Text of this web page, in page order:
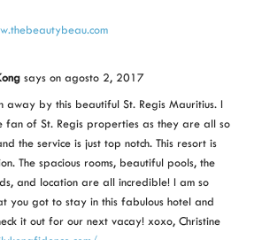
says on agosto 2, 2017
away by this beautiful St. Regis Mauritius. I
fan of St. Regis properties as they are all so
the service is just top notch. This resort is
The spacious rooms, beautiful pools, the
and location are all incredible! I am so
you got to stay in this fabulous hotel and
it out for our next vacay! xoxo, Christine